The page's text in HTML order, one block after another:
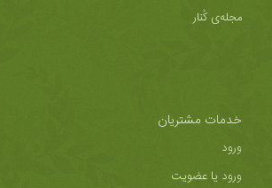
مجله‌ی کُنار
خدمات مشتریان
ورود
ورود یا عضویت